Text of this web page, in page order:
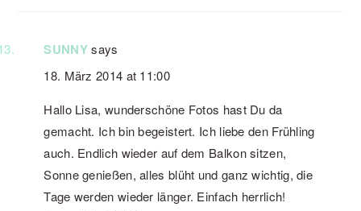
SUNNY says
18. März 2014 at 11:00
Hallo Lisa, wunderschöne Fotos hast Du da
gemacht. Ich bin begeistert. Ich liebe den Frühling
auch. Endlich wieder auf dem Balkon sitzen,
Sonne genießen, alles blüht und ganz wichtig, die
Tage werden wieder länger. Einfach herrlich!